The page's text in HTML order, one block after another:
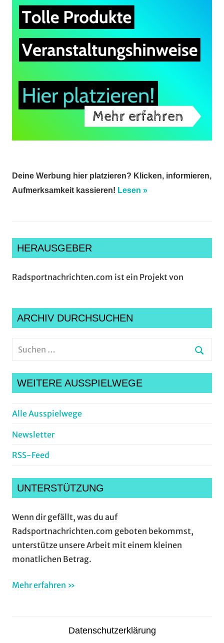
Deine Werbung hier platzieren? Klicken, informieren,
Aufmerksamkeit kassieren! Lesen »
HERAUSGEBER
Radsportnachrichten.com ist ein Projekt von
ARCHIV DURCHSUCHEN
Suchen
WEITERE AUSSPIELWEGE
Alle Ausspielwege
Newsletter
RSS-Feed
UNTERSTÜTZUNG
Wenn dir gefällt, was du auf
Radsportnachrichten.com geboten bekommst,
unterstütze unsere Arbeit mit einem kleinen
monatlichen Betrag.
Mehr erfahren »
Datenschutzerklärung